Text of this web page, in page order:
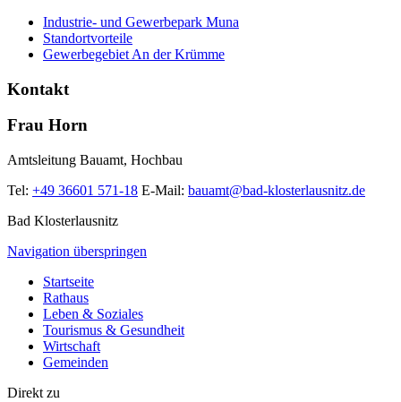
Industrie- und Gewerbepark Muna
Standortvorteile
Gewerbegebiet An der Krümme
Kontakt
Frau Horn
Amtsleitung Bauamt, Hochbau
Tel: +49 36601 571-18 E-Mail: bauamt@bad-klosterlausnitz.de
Bad Klosterlausnitz
Navigation überspringen
Startseite
Rathaus
Leben & Soziales
Tourismus & Gesundheit
Wirtschaft
Gemeinden
Direkt zu